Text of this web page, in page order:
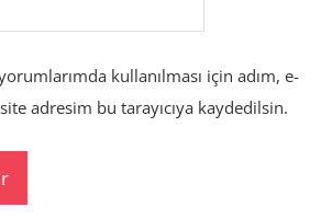
kullanılması için adım, e-
adresim bu tarayıcıya kaydedilsin.